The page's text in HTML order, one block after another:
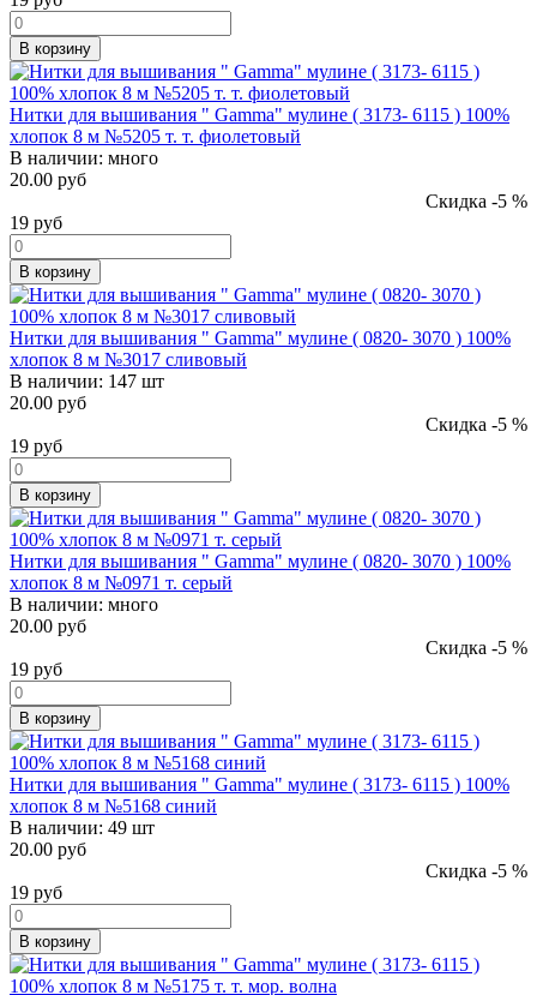
В корзину
Нитки для вышивания " Gamma" мулине ( 3173- 6115 ) 100%
хлопок 8 м №5205 т. т. фиолетовый
В наличии: много
20.00 руб
Скидка -5 %
19 руб
В корзину
Нитки для вышивания " Gamma" мулине ( 0820- 3070 ) 100%
хлопок 8 м №3017 сливовый
В наличии: 147 шт
20.00 руб
Скидка -5 %
19 руб
В корзину
Нитки для вышивания " Gamma" мулине ( 0820- 3070 ) 100%
хлопок 8 м №0971 т. серый
В наличии: много
20.00 руб
Скидка -5 %
19 руб
В корзину
Нитки для вышивания " Gamma" мулине ( 3173- 6115 ) 100%
хлопок 8 м №5168 синий
В наличии: 49 шт
20.00 руб
Скидка -5 %
19 руб
В корзину